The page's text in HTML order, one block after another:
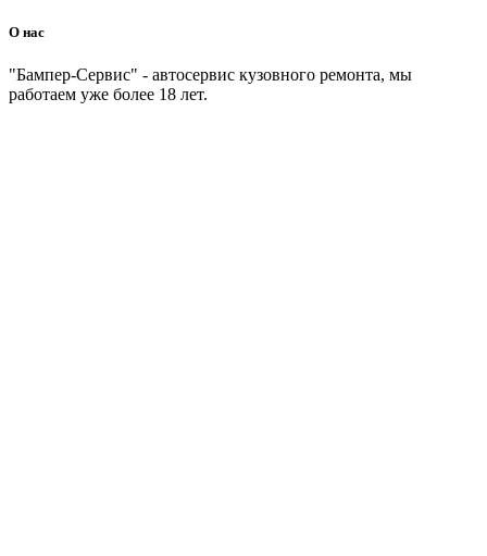
О нас
"Бампер-Сервис" - автосервис кузовного ремонта, мы
работаем уже более 18 лет.